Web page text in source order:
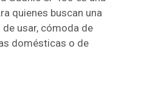
quienes buscan una
usar, cómoda de
domésticas o de